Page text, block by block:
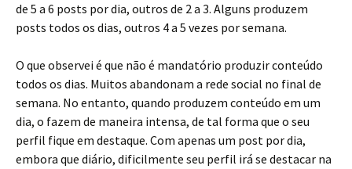
de 5 a 6 posts por dia, outros de 2 a 3. Alguns produzem
posts todos os dias, outros 4 a 5 vezes por semana.
O que observei é que não é mandatório produzir conteúdo
todos os dias. Muitos abandonam a rede social no final de
semana. No entanto, quando produzem conteúdo em um
dia, o fazem de maneira intensa, de tal forma que o seu
perfil fique em destaque. Com apenas um post por dia,
embora que diário, dificilmente seu perfil irá se destacar na